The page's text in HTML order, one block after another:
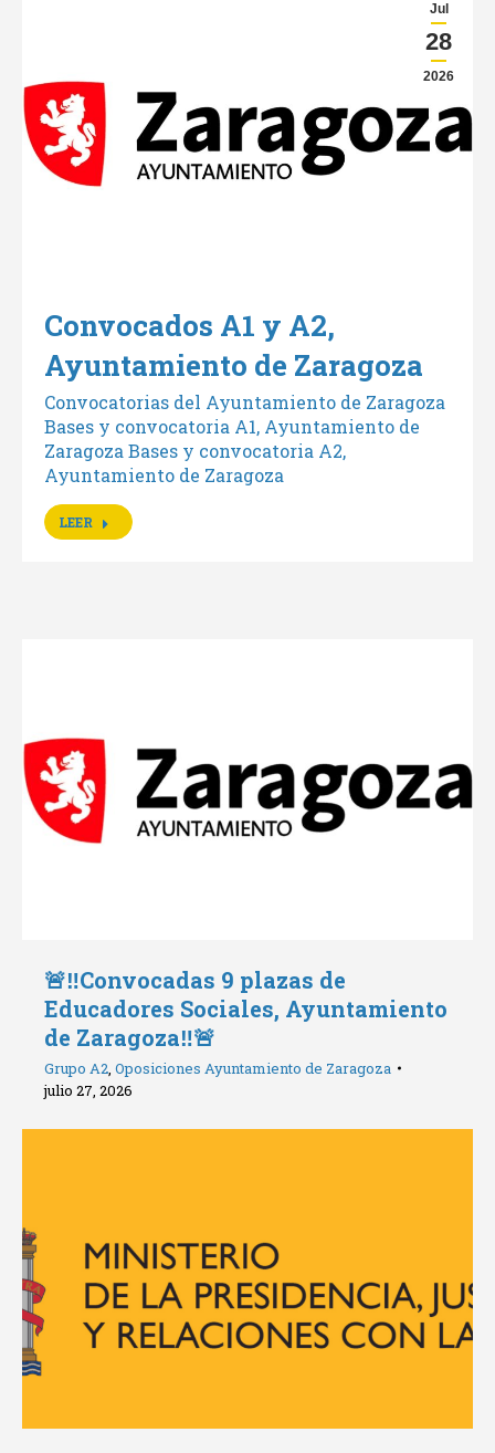
Jul
28
2026
Convocados A1 y A2,
Ayuntamiento de Zaragoza
Convocatorias del Ayuntamiento de Zaragoza
Bases y convocatoria A1, Ayuntamiento de
Zaragoza Bases y convocatoria A2,
Ayuntamiento de Zaragoza
LEER
🚨‼️Convocadas 9 plazas de
Educadores Sociales, Ayuntamiento
de Zaragoza‼️🚨
Grupo A2, Oposiciones Ayuntamiento de Zaragoza
julio 27, 2026